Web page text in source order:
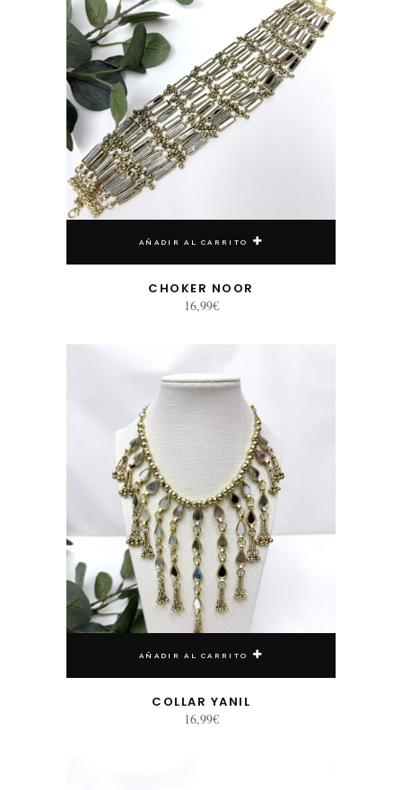
AÑADIR AL CARRITO
CHOKER NOOR
16,99€
AÑADIR AL CARRITO
COLLAR YANIL
16,99€